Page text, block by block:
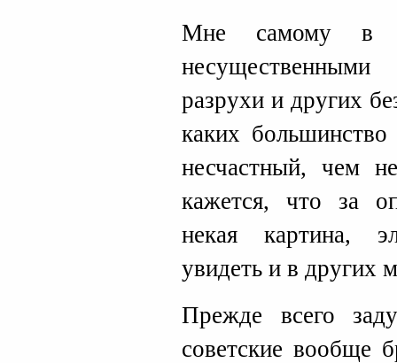
Мне самому в
разрухи и других
каких
несчастный, чем
кажется, что за
некая картина,
увидеть и в других
Прежде всего
советские вообще